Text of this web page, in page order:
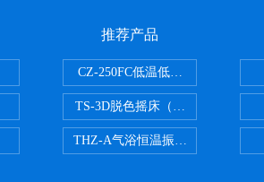
推荐产品
CZ-250FC低温低湿种子储藏柜
TS-3D脱色摇床（三维运动）
THZ-A气浴恒温振荡器